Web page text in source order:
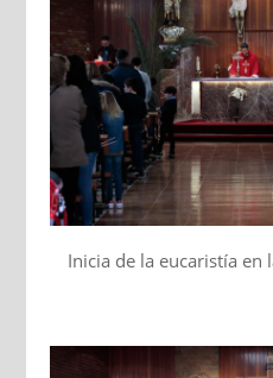
Inicia de la eucaristía en